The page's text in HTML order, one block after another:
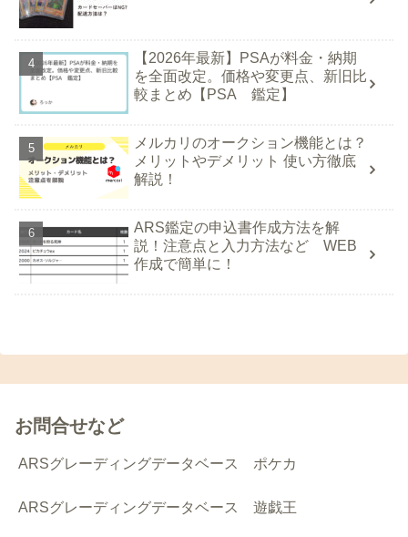
【2026年最新】PSAが料金・納期
を全面改定。価格や変更点、新旧比
較まとめ【PSA 鑑定】
メルカリのオークション機能とは？
メリットやデメリット 使い方徹底
解説！
ARS鑑定の申込書作成方法を解
説！注意点と入力方法など WEB
作成で簡単に！
お問合せなど
ARSグレーディングデータベース ポケカ
ARSグレーディングデータベース 遊戯王